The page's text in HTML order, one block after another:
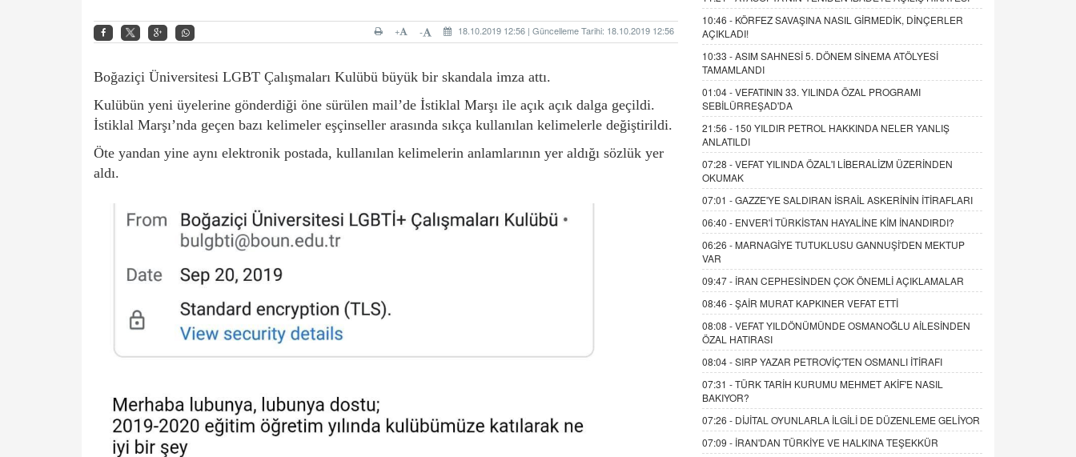
18.10.2019 12:56 | Güncelleme Tarihi: 18.10.2019 12:56
-
+
Boğaziçi Üniversitesi LGBT Çalışmaları Kulübü büyük bir skandala imza attı.
Kulübün yeni üyelerine gönderdiği öne sürülen mail’de İstiklal Marşı ile açık açık dalga geçildi.
İstiklal Marşı’nda geçen bazı kelimeler eşçinseller arasında sıkça kullanılan kelimelerle değiştirildi.
Öte yandan yine aynı elektronik postada, kullanılan kelimelerin anlamlarının yer aldığı sözlük yer
aldı.
10:46 - KÖRFEZ SAVAŞINA NASIL GİRMEDİK, DİNÇERLER
AÇIKLADI!
10:33 -ASIM SAHNESİ 5. DÖNEM SİNEMA ATÖLYESİ
TAMAMLANDI
01:04 -VEFATININ 33. YILINDA ÖZAL PROGRAMI
SEBİLÜRREŞAD'DA
21:56 - 150 YILDIR PETROL HAKKINDA NELER YANLIŞ
ANLATILDI
07:28 -VEFAT YILINDA ÖZAL'I LİBERALİZM ÜZERİNDEN
OKUMAK
07:01 -GAZZE'YE SALDIRAN İSRAİL ASKERİNİN İTİRAFLARI
06:40 - ENVER'İ TÜRKİSTAN HAYALİNE KİM İNANDIRDI?
06:26 - MARNAGİYE TUTUKLUSU GANNUŞİ'DEN MEKTUP
VAR
09:47 - İRAN CEPHESİNDEN ÇOK ÖNEMLİ AÇIKLAMALAR
08:46 -ŞAİR MURAT KAPKINER VEFAT ETTİ
08:08 -VEFAT YILDÖNÜMÜNDE OSMANOĞLU AİLESİNDEN
ÖZAL HATIRASI
08:04 -SIRP YAZAR PETROVİÇ'TEN OSMANLI İTİRAFI
07:31 -TÜRK TARİH KURUMU MEHMET AKİF'E NASIL
BAKIYOR?
07:26 - DİJİTAL OYUNLARLA İLGİLİ DE DÜZENLEME GELİYOR
07:09 - İRAN'DAN TÜRKİYE VE HALKINA TEŞEKKÜR